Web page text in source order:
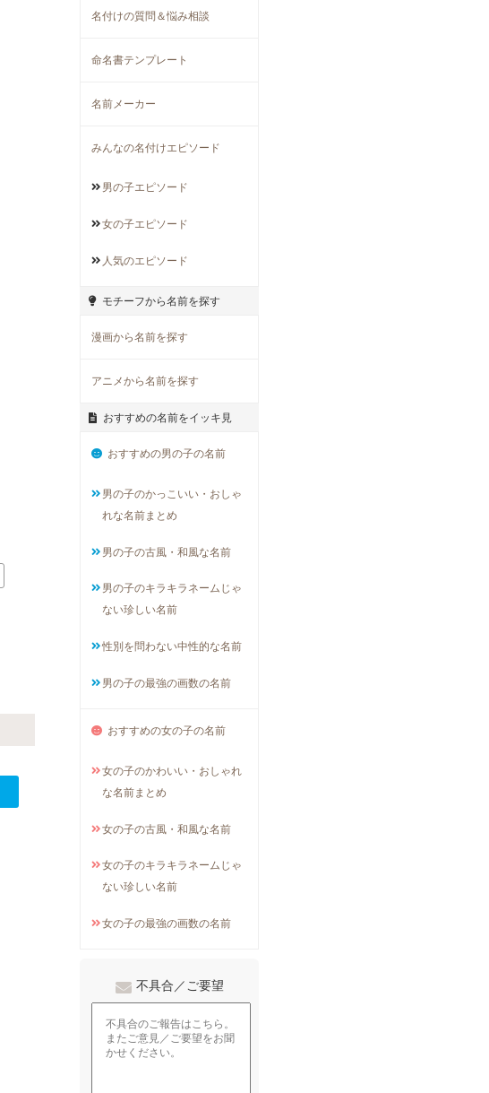
名付けの質問＆悩み相談
命名書テンプレート
名前メーカー
みんなの名付けエピソード
男の子エピソード
女の子エピソード
人気のエピソード
モチーフから名前を探す
漫画から名前を探す
アニメから名前を探す
おすすめの名前をイッキ見
おすすめの男の子の名前
男の子のかっこいい・おしゃ
れな名前まとめ
男の子の古風・和風な名前
男の子のキラキラネームじゃ
ない珍しい名前
性別を問わない中性的な名前
男の子の最強の画数の名前
おすすめの女の子の名前
女の子のかわいい・おしゃれ
な名前まとめ
女の子の古風・和風な名前
女の子のキラキラネームじゃ
ない珍しい名前
女の子の最強の画数の名前
不具合／ご要望